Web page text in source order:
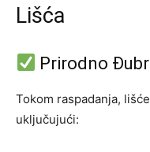
Lišća
Prirodno
Tokom raspadanja,
uključujući: